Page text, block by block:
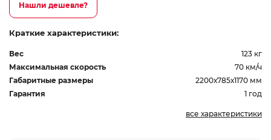
Нашли дешевле?
Краткие характеристики:
Вес
123 кг
Максимальная скорость
70 км/ч
Габаритные размеры
2200х785х1170 мм
Гарантия
1 год
все характеристики